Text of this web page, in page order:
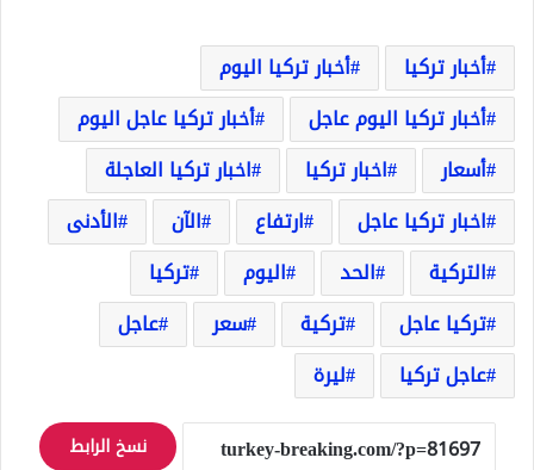
أخبار تركيا
أخبار تركيا اليوم
أخبار تركيا اليوم عاجل
أخبار تركيا عاجل اليوم
أسعار
اخبار تركيا
اخبار تركيا العاجلة
اخبار تركيا عاجل
ارتفاع الآن
الأدنى
التركية
الحد اليوم
تركيا
تركيا عاجل
تركية سعر
عاجل
عاجل تركيا
ليرة
نسخ الرابط